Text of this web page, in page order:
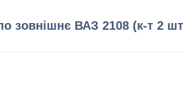
зовнішнє ВАЗ 2108 (к-т 2